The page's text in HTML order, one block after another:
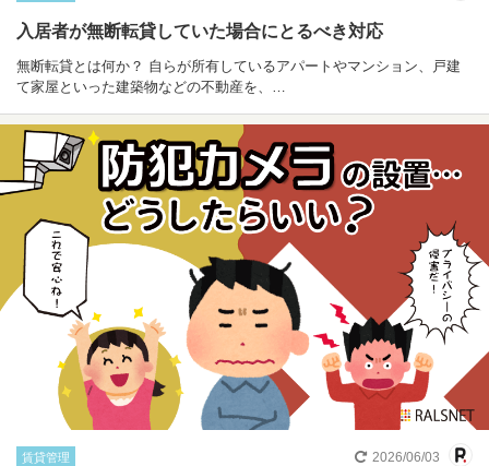
入居者が無断転貸していた場合にとるべき対応
無断転貸とは何か？ 自らが所有しているアパートやマンション、戸建
て家屋といった建築物などの不動産を、…
賃貸管理 2026/06/03